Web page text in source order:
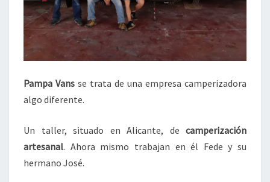
Pampa Vans se trata de una empresa camperizadora
algo diferente.
Un taller, situado en Alicante, de camperización
artesanal. Ahora mismo trabajan en él Fede y su
hermano José.